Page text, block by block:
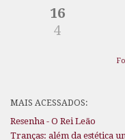
16
4
MAIS ACESSADOS:
Resenha - O Rei Leão
Tranças: além da estética